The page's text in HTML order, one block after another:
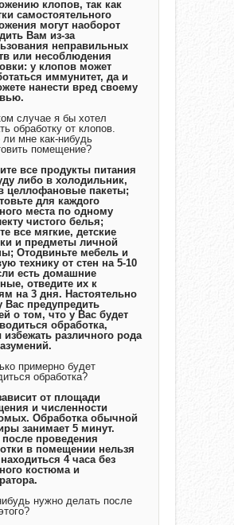
клопов, так как
самостоятельного
могут наоборот
Вам из-за
неправильных
или несоблюдения
у клопов может
иммунитет, да и
нанести вред своему
случае я бы хотел
обработку от клопов.
мне как-нибудь
помещение?
все продукты питания
либо в холодильник,
целлофановые пакеты;
для каждого
места по одному
чистого белья;
все мягкие, детские
и предметы личной
Отодвиньте мебель и
технику от стен на 5-10
есть домашние
отведите их к
на 3 дня. Настоятельно
Вас предупредить
о том, что у Вас будет
обработка,
различного рода
примерно будет
обработка?
от площади
и численности
Обработка обычной
занимает 5 минут.
после проведения
в помещении нельзя
4 часа без
костюма и
нужно делать после